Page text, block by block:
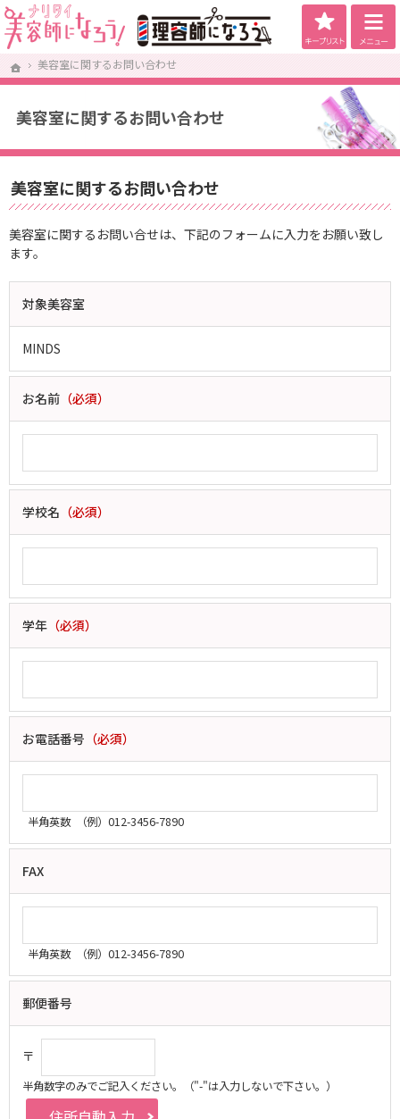
ホーム
美容室に関するお問い合わせ
美容室に関するお問い合わせ
美容師になろう！は将来美容師を目指している美容専門学生向け求人サイトです。
美容師になろう！ - 理念・教育に自信あり！社会保険完備サロンを厳選掲載！
美容室に関するお問い合わせ
美容室に関するお問い合せは、下記のフォームに入力をお願い致し
ます。
対象美容室
MINDS
お名前 （必須）
学校名 （必須）
学年 （必須）
お電話番号 （必須）
半角英数 （例）012-3456-7890
FAX
半角英数 （例）012-3456-7890
郵便番号
〒
半角数字のみでご記入ください。 （"-"は入力しないで下さい。）
ホーム
美容室に関するお問い合わせ
キープリ